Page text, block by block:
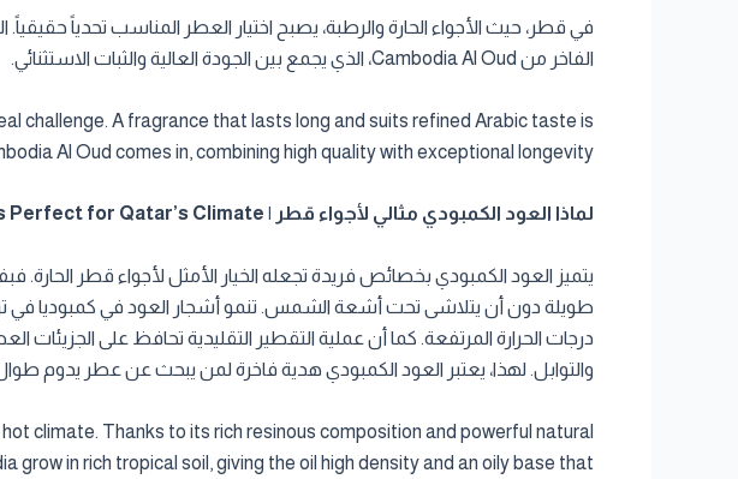
في قطر، حيث الأجواء الحارة والرطبة، يصبح اختيار العطر المناسب تحدياً
الفاخر من Cambodia Al Oud، الذي يجمع بين الجودة العالية والثبات الاستثنائي.
challenge. A fragrance that lasts long and suits refined Arabic taste is
Al Oud comes in, combining high quality with exceptional longevity.
لماذا العود الكمبودي مثالي لأجواء قطر | Why Cambodian Oud is Perfect for Qatar’s Climate
يتميز العود الكمبودي بخصائص فريدة تجعله الخيار الأمثل لأجواء قطر الحارة.
طويلة دون أن يتلاشى تحت أشعة الشمس. تنمو أشجار العود في كمبوديا في
درجات الحرارة المرتفعة. كما أن عملية التقطير التقليدية تحافظ على الجزيئات
والتوابل. لهذا، يعتبر العود الكمبودي هدية فاخرة لمن يبحث عن عطر يدوم
climate. Thanks to its rich resinous composition and powerful natural
in rich tropical soil, giving the oil high density and an oily base that